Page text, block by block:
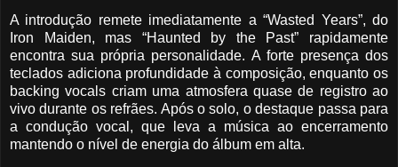
A introdução remete imediatamente a “Wasted Years”, do
Iron Maiden, mas “Haunted by the Past” rapidamente
encontra sua própria personalidade. A forte presença dos
teclados adiciona profundidade à composição, enquanto os
backing vocals criam uma atmosfera quase de registro ao
vivo durante os refrães. Após o solo, o destaque passa para
a condução vocal, que leva a música ao encerramento
mantendo o nível de energia do álbum em alta.